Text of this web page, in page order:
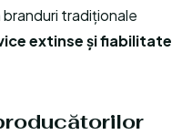
branduri tradiționale
extinse și fiabilitate